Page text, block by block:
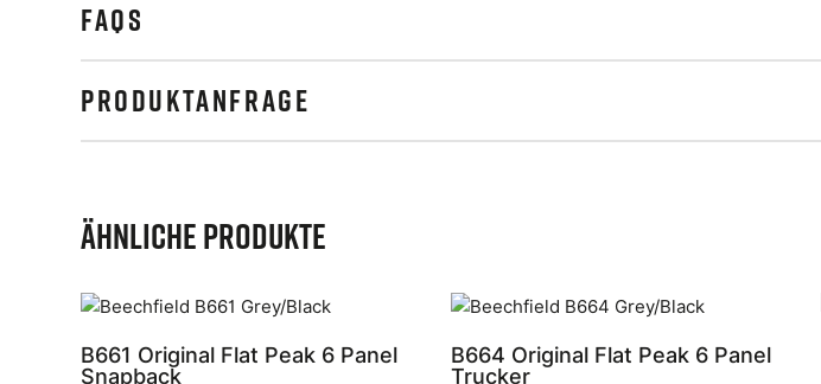
FAQS
PRODUKTANFRAGE
Ähnliche Produkte
B661 Original Flat Peak 6 Panel
Snapback
B664 Original Flat Peak 6 Panel
Trucker